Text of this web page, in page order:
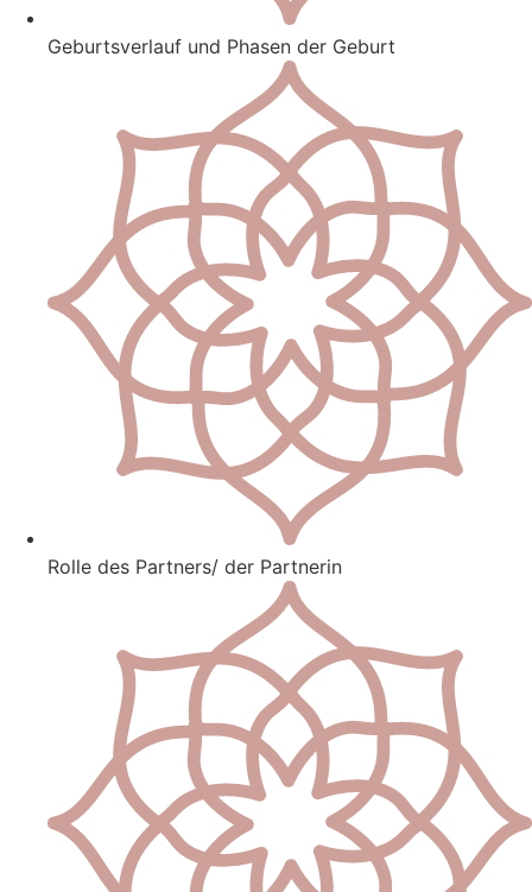
Geburtsverlauf und Phasen der Geburt
Rolle des Partners/ der Partnerin